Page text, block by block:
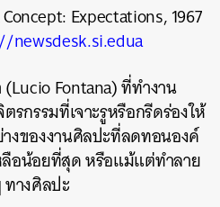
Expectations, 1967
newsdesk.si.edua
Fontana) ที่ทำงาน
รกรรมที่เจาะรูหรือกรีดร่องให้
งของงานศิลปะที่ลดทอนองค์
อน้อยที่สุด หรือแม้แต่ทำลาย
างศิลปะ